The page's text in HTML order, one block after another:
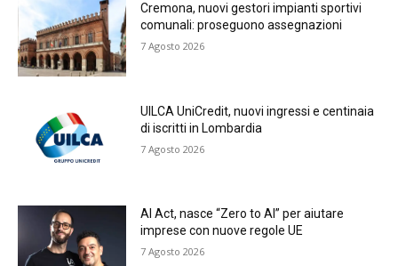
Cremona, nuovi gestori impianti sportivi
comunali: proseguono assegnazioni
7 Agosto 2026
UILCA UniCredit, nuovi ingressi e centinaia
di iscritti in Lombardia
7 Agosto 2026
AI Act, nasce “Zero to AI” per aiutare
imprese con nuove regole UE
7 Agosto 2026